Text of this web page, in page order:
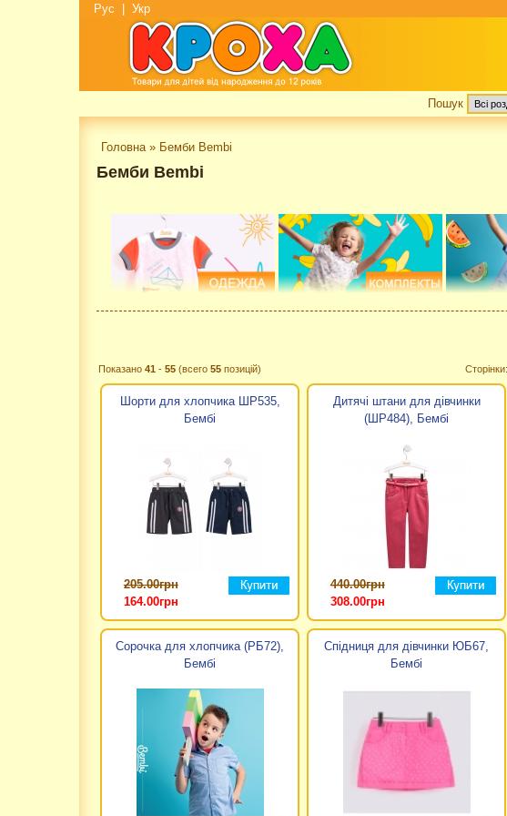
Рус Укр
Пошук
Головна» Бемби Bembi
Бемби Bembi
ТМ Бембі- це провідна українська торгова марка з виробництва
популярністю, і, без сумніву, є лідером галузі. Асортимент і якість
Малюки, з'являючись на світ, несуть в наш будинок будинок тепло,
своїх крихіток тільки найкраще - грудне вигодовування, іграшки та одяг
Одяг для новонароджених Бембі офіційний
Торгова марка дитячого одягу Бембі в Україні, зарекомендувала себе
вибору, безліч комбінезонів для новонароджених, сорочечок, боді,
одягу ТМ Бембі підібрані так, що ви легко зберете комплект в
магазині Кроха, і торгова марка Bembi стане для вас найкращим
відбирають найякісніші матеріали з натурального, екологічно чистого
ТМ дитячого одягу Бембі радує своїх клієнтів новими колекціями два
і барвиста, крій дитячого одягу Бембі відповідає всім модним
малюків ТМ Бембі. А умілі руки закрійників та швачок втілюють ідеї
красою, а серця батьків бездоганною якістю матеріалу і пошиття.
Дитячий одяг Бембі мають розмаїття колекцій, в інтернет каталозі
Показано 41 - 55 (всего 55 позицій) Сторінки:
Шорти для хлопчика ШР535,
Бембі
205.00грн
164.00грн
Дитячі штани для дівчинки
(ШР484), Бембі
440.00грн
308.00грн
Сорочка для хлопчика (РБ72),
Бембі
Спідниця для дівчинки ЮБ67,
Бембі